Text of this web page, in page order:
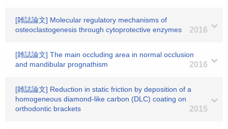
[雑誌論文] Molecular regulatory mechanisms of
osteoclastogenesis through cytoprotective enzymes
2016
[雑誌論文] The main occluding area in normal occlusion
and mandibular prognathism
2016
[雑誌論文] Reduction in static friction by deposition of a
homogeneous diamond-like carbon (DLC) coating on
orthodontic brackets
2015